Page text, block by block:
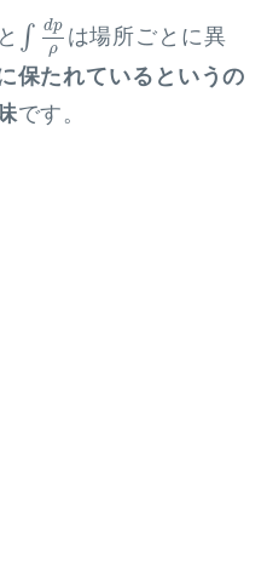
と ∫ dp
ρ
d pρ
は場所ごとに異
保たれているというの
です。